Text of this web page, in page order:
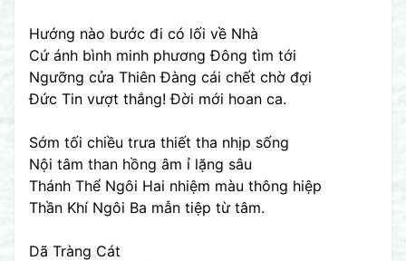
Hướng nào bước đi có lối về Nhà
Cứ ánh bình minh phương Đông tìm tới
Ngưỡng cửa Thiên Đàng cái chết chờ đợi
Đức Tin vượt thắng! Đời mới hoan ca.
Sớm tối chiều trưa thiết tha nhịp sống
Nội tâm than hồng âm ỉ lặng sâu
Thánh Thể Ngôi Hai nhiệm màu thông hiệp
Thần Khí Ngôi Ba mẫn tiệp từ tâm.
Dã Tràng Cát